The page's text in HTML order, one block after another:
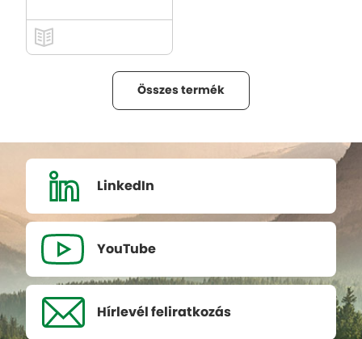
Összes termék
LinkedIn
YouTube
Hírlevél feliratkozás